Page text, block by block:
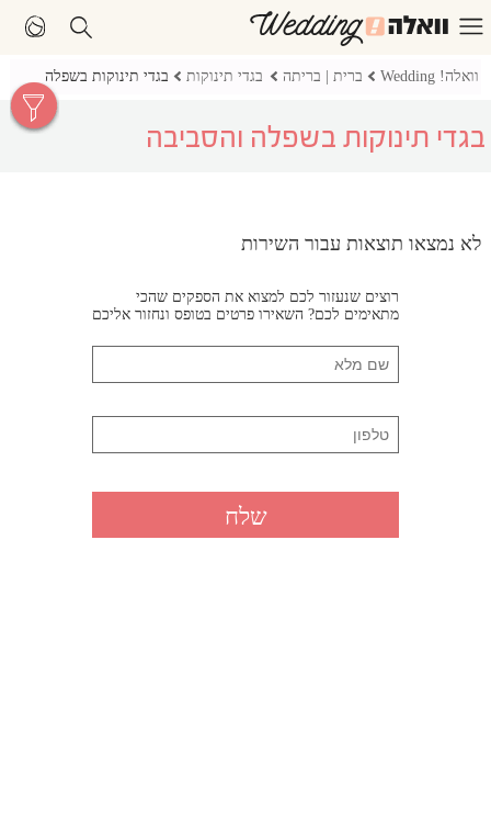
וואלה! Wedding ברית | בריתה בגדי תינוקות בגדי תינוקות בשפלה
בגדי תינוקות בשפלה והסביבה
לא נמצאו תוצאות עבור השירות